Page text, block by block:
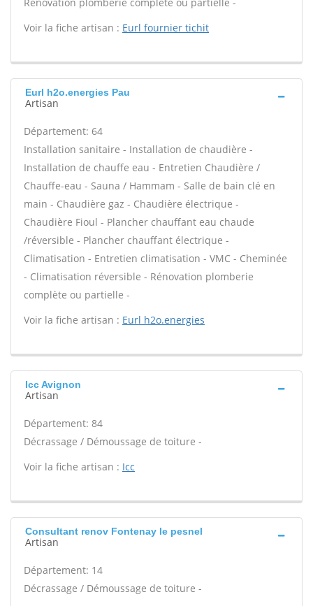
Voir la fiche artisan : Eurl fournier tichit
Eurl h2o.energies Pau
Artisan
Département: 64
Installation sanitaire - Installation de chaudière -
Installation de chauffe eau - Entretien Chaudière /
Chauffe-eau - Sauna / Hammam - Salle de bain clé en
main - Chaudière gaz - Chaudière électrique -
Chaudière Fioul - Plancher chauffant eau chaude
/réversible - Plancher chauffant électrique -
Climatisation - Entretien climatisation - VMC - Cheminée
- Climatisation réversible - Rénovation plomberie
complète ou partielle -
Voir la fiche artisan : Eurl h2o.energies
Icc Avignon
Artisan
Département: 84
Décrassage / Démoussage de toiture -
Voir la fiche artisan : Icc
Consultant renov Fontenay le pesnel
Artisan
Département: 14
Décrassage / Démoussage de toiture -